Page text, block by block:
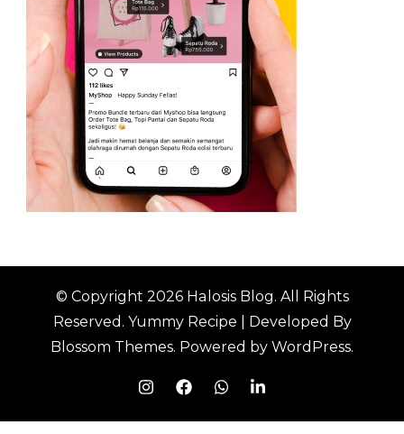
© Copyright 2026 Halosis Blog. All Rights
Reserved. Yummy Recipe | Developed By
Blossom Themes. Powered by WordPress.